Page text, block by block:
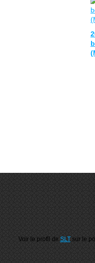
Voir le profil deSLTsur le